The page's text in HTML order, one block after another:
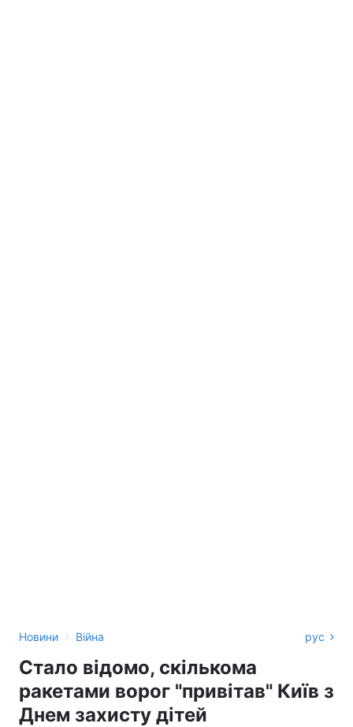
Новини › Війна рус
Стало відомо, скількома
ракетами ворог "привітав" Київ з
Днем захисту дітей